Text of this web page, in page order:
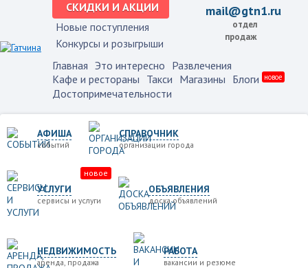
СКИДКИ И АКЦИИ
Новые поступления
Конкурсы и розыгрыши
mail@gtn1.ru
отдел
продаж
Главная Это интересно Развлечения
Кафе и рестораны Такси Магазины Блоги новое
Достопримечательности
АФИША
событий
СПРАВОЧНИК
организации города
УСЛУГИ
сервисы и услуги
новое
ОБЪЯВЛЕНИЯ
доска объявлений
НЕДВИЖИМОСТЬ
аренда, продажа
РАБОТА
вакансии и резюме